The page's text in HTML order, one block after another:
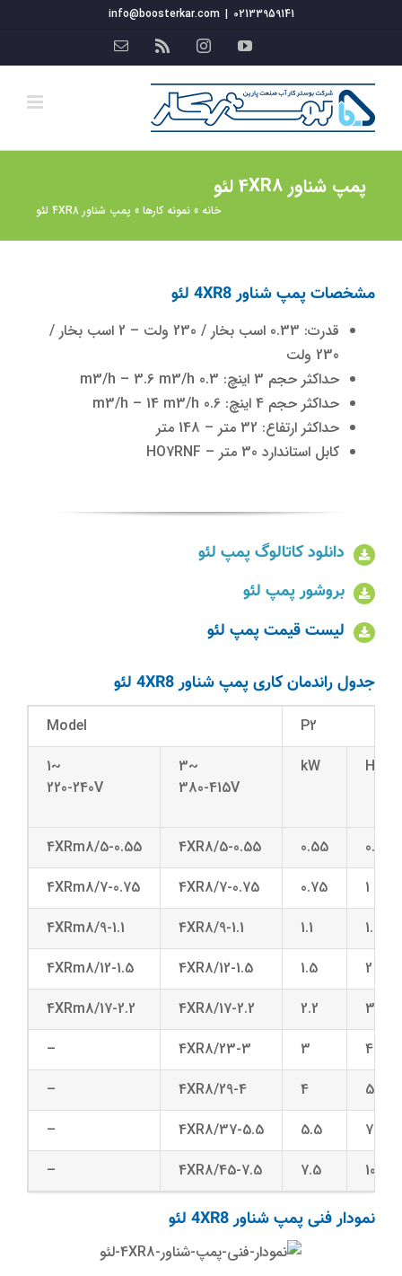
محتوا
02133959141
|
info@boosterkar.com
YouTube
Instagram
Rss ایمیل
پمپ شناور 4XR8 لئو
خانه » نمونه کارها » پمپ شناور 4XR8 لئو
مشخصات پمپ شناور 4XR8 لئو
قدرت: 0.33 اسب بخار / 230 ولت – 2 اسب بخار /
230 ولت
حداکثر حجم 3 اینچ: 0.3 m3/h – 3.6 m3/h
حداکثر حجم 4 اینچ: 0.6 m3/h – 14 m3/h
حداکثر ارتفاع: 32 متر – 148 متر
کابل استاندارد 30 متر – HO7RNF
دانلود کاتالوگ پمپ لئو
بروشور پمپ لئو
لیست قیمت پمپ لئو
جدول راندمان کاری پمپ شناور 4XR8 لئو
Model
P2
1~
220-240V
3~
380-415V
kW HP
4XRm8/5-0.55 4XR8/5-0.55 0.55
0.75
4XRm8/7-0.75
4XR8/7-0.75 0.75
1
4XRm8/9-1.1
4XR8/9-1.1 1.1
1.5
4XRm8/12-1.5
4XR8/12-1.5 1.5
2
4XRm8/17-2.2
4XR8/17-2.2 2.2
3
–
4XR8/23-3 3
4
–
4XR8/29-4 4
5.5
–
4XR8/37-5.5 5.5
7.5
–
4XR8/45-7.5 7.5 10
نمودار فنی پمپ شناور 4XR8 لئو